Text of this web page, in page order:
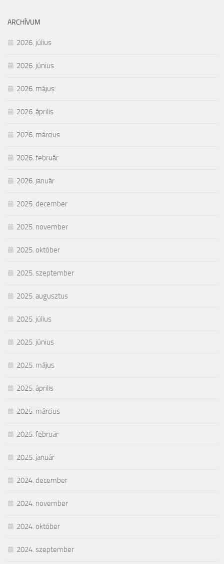
ARCHÍVUM
2026. július
2026. június
2026. május
2026. április
2026. március
2026. február
2026. január
2025. december
2025. november
2025. október
2025. szeptember
2025. augusztus
2025. július
2025. június
2025. május
2025. április
2025. március
2025. február
2025. január
2024. december
2024. november
2024. október
2024. szeptember